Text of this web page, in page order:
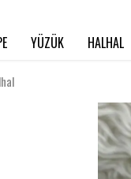
YÜZÜK HALHAL